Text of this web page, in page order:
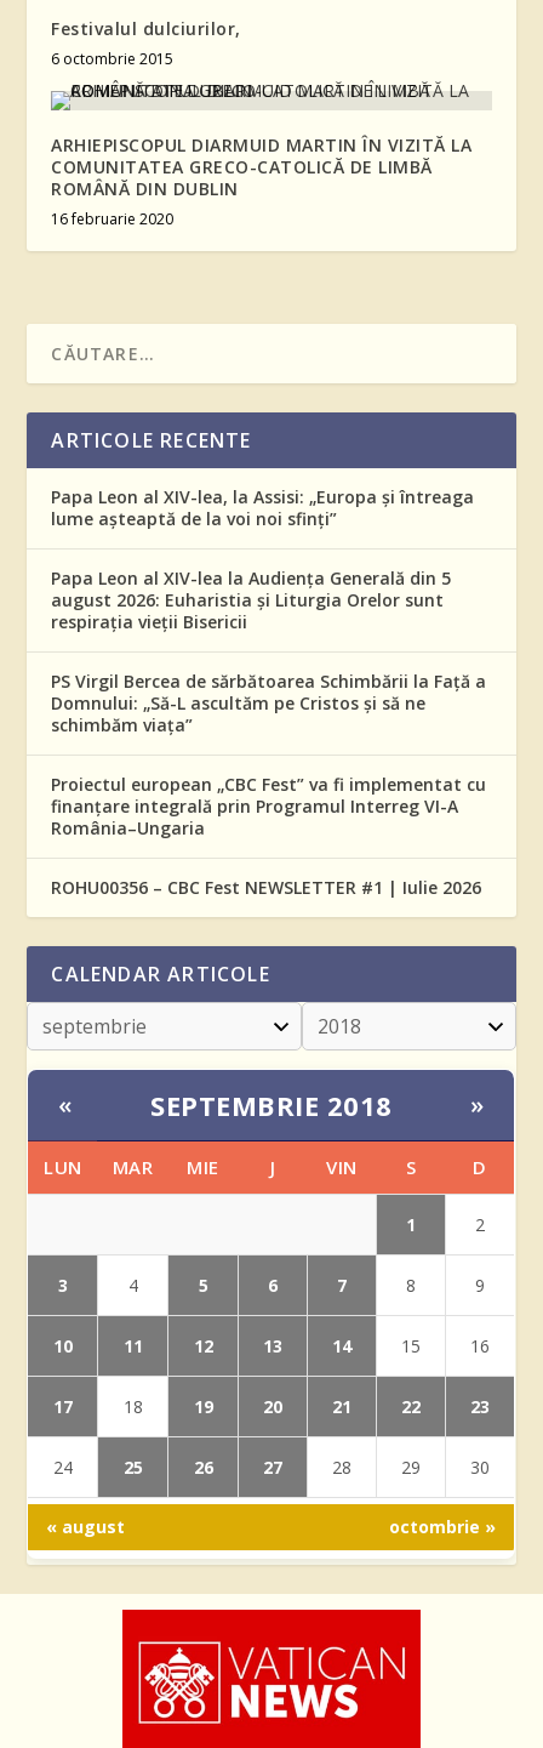
Festivalul dulciurilor,
6 octombrie 2015
ARHIEPISCOPUL DIARMUID MARTIN ÎN VIZITĂ LA
COMUNITATEA GRECO-CATOLICĂ DE LIMBĂ
ROMÂNĂ DIN DUBLIN
16 februarie 2020
ARTICOLE RECENTE
Papa Leon al XIV-lea, la Assisi: „Europa și întreaga
lume așteaptă de la voi noi sfinți”
Papa Leon al XIV-lea la Audiența Generală din 5
august 2026: Euharistia și Liturgia Orelor sunt
respirația vieții Bisericii
PS Virgil Bercea de sărbătoarea Schimbării la Față a
Domnului: „Să-L ascultăm pe Cristos și să ne
schimbăm viața”
Proiectul european „CBC Fest” va fi implementat cu
finanțare integrală prin Programul Interreg VI-A
România–Ungaria
ROHU00356 – CBC Fest NEWSLETTER #1 | Iulie 2026
CALENDAR ARTICOLE
« SEPTEMBRIE 2018 »
LUN MAR MIE J VIN S D
1 2
3 4 5 6 7 8 9
10 11 12 13 14 15 16
17 18 19 20 21 22 23
24 25 26 27 28 29 30
« august octombrie »